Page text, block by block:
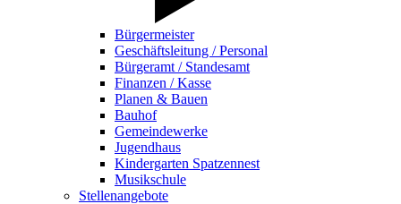
Bürgermeister
Geschäftsleitung / Personal
Bürgeramt / Standesamt
Finanzen / Kasse
Planen & Bauen
Bauhof
Gemeindewerke
Jugendhaus
Kindergarten Spatzennest
Musikschule
Stellenangebote